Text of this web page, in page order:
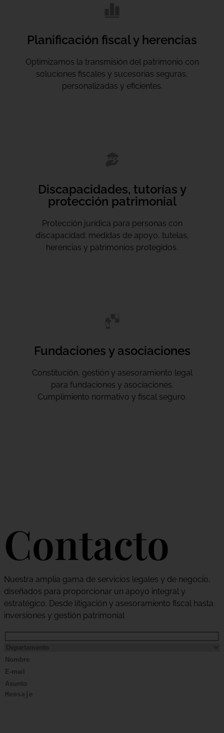
Planificación fiscal y herencias
Optimizamos la transmisión del patrimonio con
soluciones fiscales y sucesorias seguras,
personalizadas y eficientes.
Discapacidades, tutorías y
protección patrimonial
Protección jurídica para personas con
discapacidad: medidas de apoyo, tutelas,
herencias y patrimonios protegidos.
Fundaciones y asociaciones
Constitución, gestión y asesoramiento legal
para fundaciones y asociaciones.
Cumplimiento normativo y fiscal seguro.
Contacto
Nuestra amplia gama de servicios legales y de negocio,
diseñados para proporcionar un apoyo integral y
estratégico. Desde litigación y asesoramiento fiscal hasta
inversiones y gestión patrimonial